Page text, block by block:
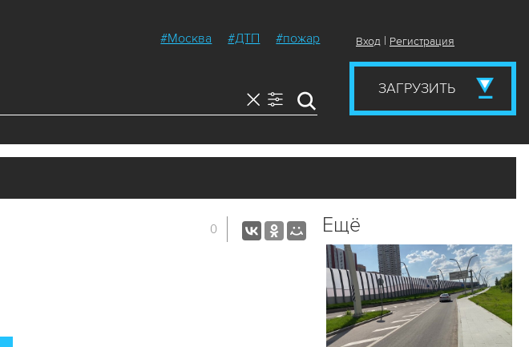
#Москва #ДТП #пожар Вход | Регистрация
ЗАГРУЗИТЬ
0 Ещё